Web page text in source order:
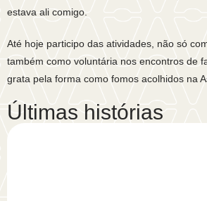
estava ali comigo.
Até hoje participo das atividades, não só
também como voluntária nos encontros de
grata pela forma como fomos acolhidos na
Últimas histórias